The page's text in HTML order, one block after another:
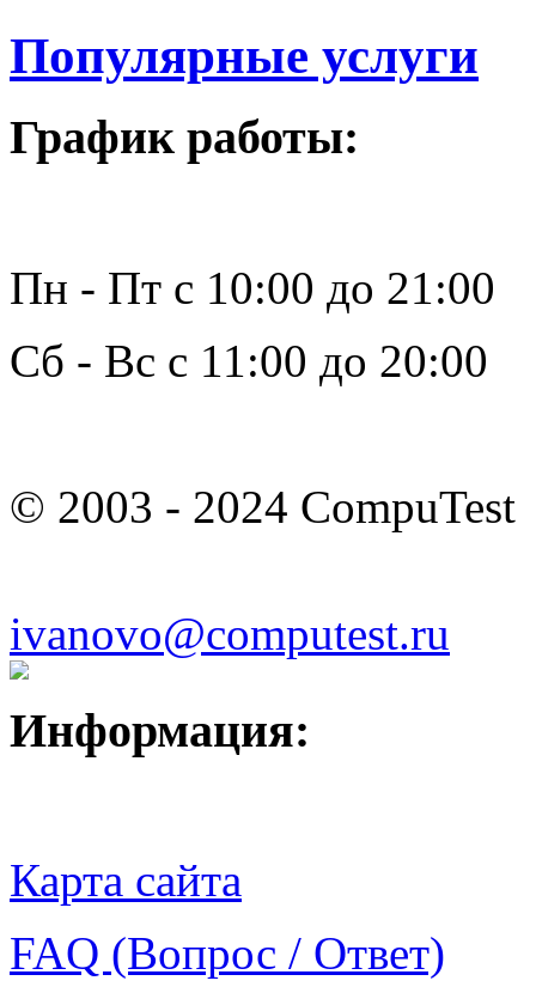
Популярные услуги
График работы:
Пн - Пт с 10:00 до 21:00
Сб - Вс с 11:00 до 20:00
© 2003 - 2024 CompuTest
ivanovo@computest.ru
Информация:
Карта сайта
FAQ (Вопрос / Ответ)